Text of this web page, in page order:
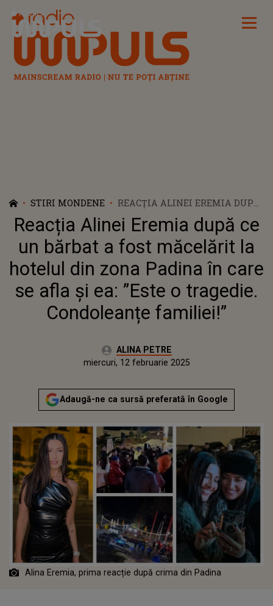
Radio Impuls
STIRI MONDENE
REACȚIA ALINEI EREMIA DUPĂ
CE UN BĂRBAT A FOST
MĂCELĂRIT LA HOTELUL DIN
ZONA PADINA ÎN CARE SE AFLA
ȘI EA: ”ESTE O TRAGEDIE.
CONDOLEANȚE FAMILIEI!”
Reacția Alinei Eremia după ce
un bărbat a fost măcelărit la
hotelul din zona Padina în care
se afla și ea: ”Este o tragedie.
Condoleanțe familiei!”
Autor:ALINA PETRE
luni, 12 februarie 2024Actualizat:
miercuri, 12 februarie 2025
Adaugă-ne ca sursă preferată în Google
Alina Eremia, prima reacție după crima din Padina